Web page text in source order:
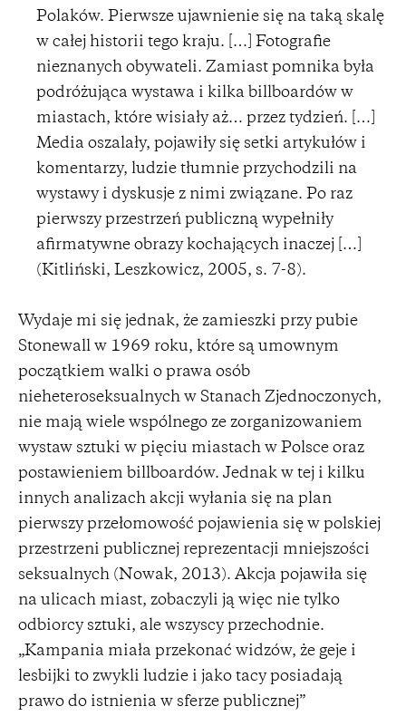
Polaków. Pierwsze ujawnienie się na taką skalę
w całej historii tego kraju. […] Fotografie
nieznanych obywateli. Zamiast pomnika była
podróżująca wystawa i kilka billboardów w
miastach, które wisiały aż… przez tydzień. […]
Media oszalały, pojawiły się setki artykułów i
komentarzy, ludzie tłumnie przychodzili na
wystawy i dyskusje z nimi związane. Po raz
pierwszy przestrzeń publiczną wypełniły
afirmatywne obrazy kochających inaczej […]
(Kitliński, Leszkowicz, 2005, s. 7-8).
Wydaje mi się jednak, że zamieszki przy pubie
Stonewall w 1969 roku, które są umownym
początkiem walki o prawa osób
nieheteroseksualnych w Stanach Zjednoczonych,
nie mają wiele wspólnego ze zorganizowaniem
wystaw sztuki w pięciu miastach w Polsce oraz
postawieniem billboardów. Jednak w tej i kilku
innych analizach akcji wyłania się na plan
pierwszy przełomowość pojawienia się w polskiej
przestrzeni publicznej reprezentacji mniejszości
seksualnych (Nowak, 2013). Akcja pojawiła się
na ulicach miast, zobaczyli ją więc nie tylko
odbiorcy sztuki, ale wszyscy przechodnie.
„Kampania miała przekonać widzów, że geje i
lesbijki to zwykli ludzie i jako tacy posiadają
prawo do istnienia w sferze publicznej”